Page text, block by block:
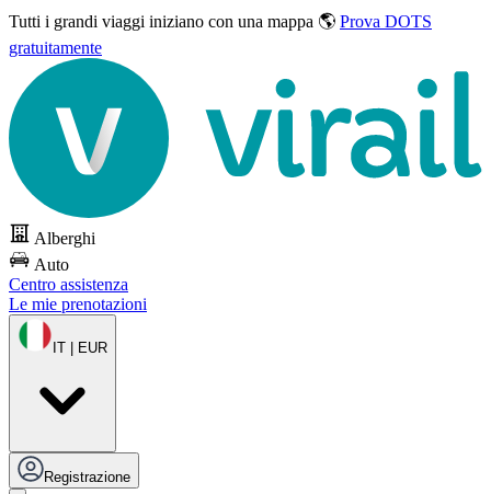
Tutti i grandi viaggi iniziano con una mappa 🌎 Prova DOTS
gratuitamente
Alberghi
Auto
Centro assistenza
Le mie prenotazioni
IT | EUR
Registrazione